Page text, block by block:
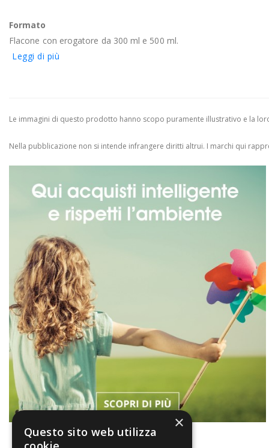
Formato
Flacone con erogatore da 300 ml e 500 ml.
Leggi di più
Le immagini di questo prodotto hanno scopo puramente illustrativo e la
Nella pubblicazione non si intende infrangere diritti altrui. I marchi qui
×
Questo sito web utilizza